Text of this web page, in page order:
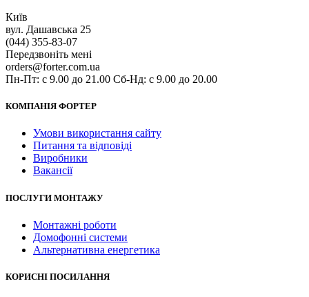
Київ
вул. Дашавська 25
(044) 355-83-07
Передзвоніть мені
orders@forter.com.ua
Пн-Пт: с 9.00 до 21.00 Сб-Нд: с 9.00 до 20.00
КОМПАНІЯ ФОРТЕР
Умови використання сайту
Питання та відповіді
Виробники
Вакансії
ПОСЛУГИ МОНТАЖУ
Монтажні роботи
Домофонні системи
Альтернативна енергетика
КОРИСНІ ПОСИЛАННЯ